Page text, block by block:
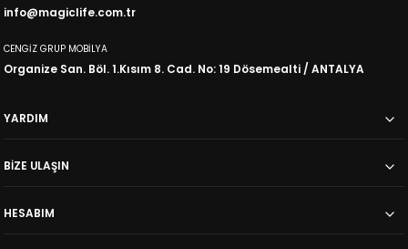
info@magiclife.com.tr
CENGİZ GRUP MOBİLYA
Organize San. Böl. 1.Kısım 8. Cad. No: 19 Dösemealti / ANTALYA
YARDIM
BİZE ULAŞIN
HESABIM